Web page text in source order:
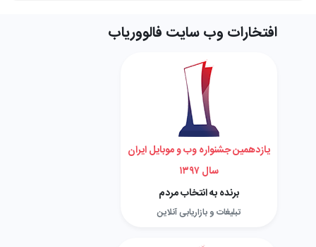
افتخارات وب سایت فالووریاب
یازدهمین جشنواره وب و موبایل ایران
سال ۱۳۹۷
برنده به انتخاب مردم
تبلیغات و بازاریابی آنلاین